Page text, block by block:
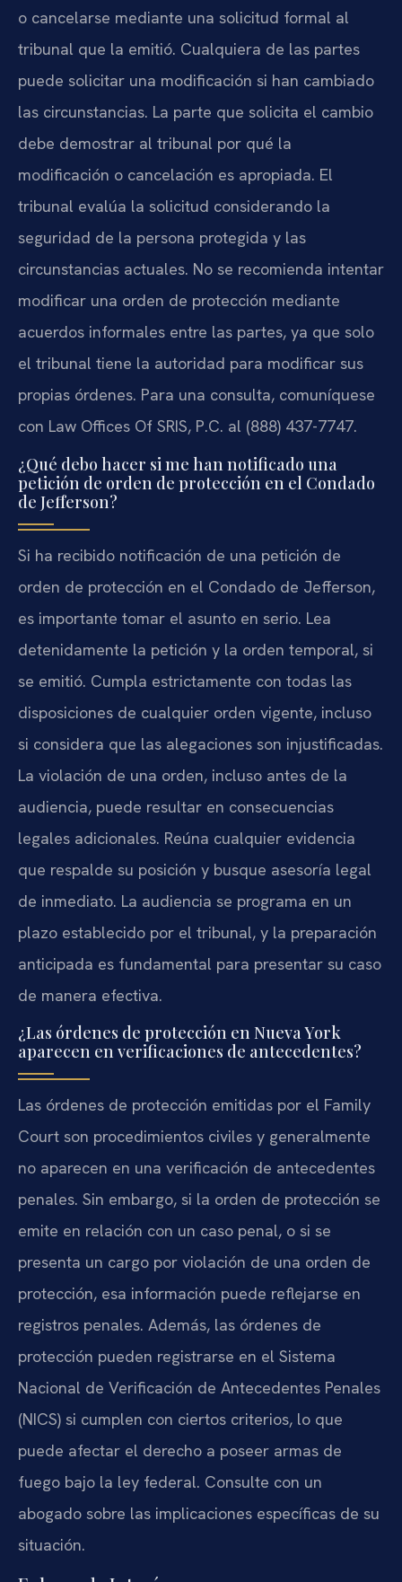
o cancelarse mediante una solicitud formal al
tribunal que la emitió. Cualquiera de las partes
puede solicitar una modificación si han cambiado
las circunstancias. La parte que solicita el cambio
debe demostrar al tribunal por qué la
modificación o cancelación es apropiada. El
tribunal evalúa la solicitud considerando la
seguridad de la persona protegida y las
circunstancias actuales. No se recomienda intentar
modificar una orden de protección mediante
acuerdos informales entre las partes, ya que solo
el tribunal tiene la autoridad para modificar sus
propias órdenes. Para una consulta, comuníquese
con Law Offices Of SRIS, P.C. al (888) 437-7747.
¿Qué debo hacer si me han notificado una
petición de orden de protección en el Condado
de Jefferson?
Si ha recibido notificación de una petición de
orden de protección en el Condado de Jefferson,
es importante tomar el asunto en serio. Lea
detenidamente la petición y la orden temporal, si
se emitió. Cumpla estrictamente con todas las
disposiciones de cualquier orden vigente, incluso
si considera que las alegaciones son injustificadas.
La violación de una orden, incluso antes de la
audiencia, puede resultar en consecuencias
legales adicionales. Reúna cualquier evidencia
que respalde su posición y busque asesoría legal
de inmediato. La audiencia se programa en un
plazo establecido por el tribunal, y la preparación
anticipada es fundamental para presentar su caso
de manera efectiva.
¿Las órdenes de protección en Nueva York
aparecen en verificaciones de antecedentes?
Las órdenes de protección emitidas por el Family
Court son procedimientos civiles y generalmente
no aparecen en una verificación de antecedentes
penales. Sin embargo, si la orden de protección se
emite en relación con un caso penal, o si se
presenta un cargo por violación de una orden de
protección, esa información puede reflejarse en
registros penales. Además, las órdenes de
protección pueden registrarse en el Sistema
Nacional de Verificación de Antecedentes Penales
(NICS) si cumplen con ciertos criterios, lo que
puede afectar el derecho a poseer armas de
fuego bajo la ley federal. Consulte con un
abogado sobre las implicaciones específicas de su
situación.